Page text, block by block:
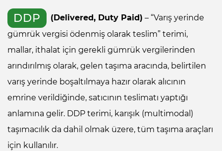
DDP (Delivered, Duty Paid) – “Varış yerinde
gümrük vergisi ödenmiş olarak teslim” terimi,
mallar, ithalat için gerekli gümrük vergilerinden
arındırılmış olarak, gelen taşıma aracında, belirtilen
varış yerinde boşaltılmaya hazır olarak alıcının
emrine verildiğinde, satıcının teslimatı yaptığı
anlamına gelir. DDP terimi, karışık (multimodal)
taşımacılık da dahil olmak üzere, tüm taşıma araçları
için kullanılır.